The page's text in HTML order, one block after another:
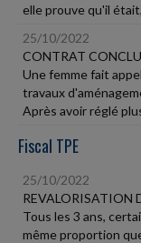
elle prouve qu'il
25/10/2022
CONTRAT
Une femme fait
travaux
Après avoir réglé
Fiscal TPE
25/10/2022
REVALORISATION
Tous les 3 ans,
même proportion